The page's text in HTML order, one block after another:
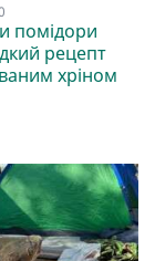
помідори
рецепт
хріном